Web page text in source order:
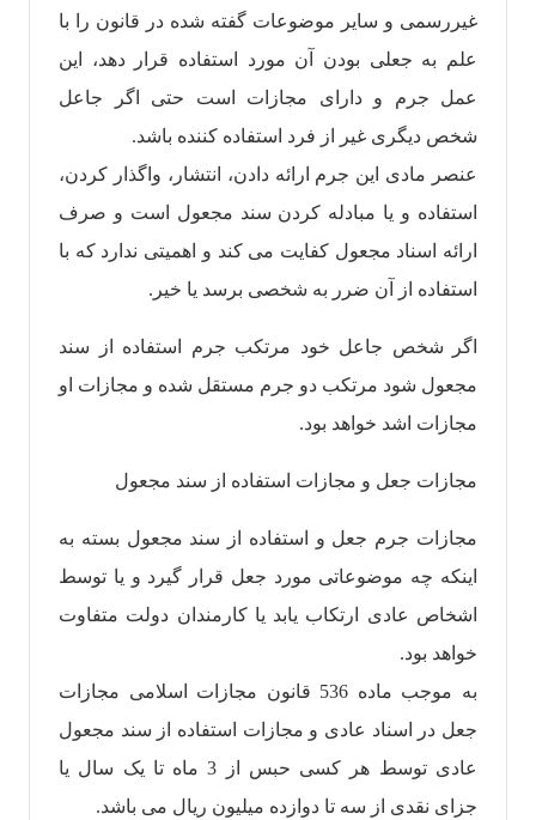
غیررسمی و سایر موضوعات گفته شده در قانون را با
علم به جعلی بودن آن مورد استفاده قرار دهد، این
عمل جرم و دارای مجازات است حتی اگر جاعل
شخص دیگری غیر از فرد استفاده کننده باشد.
عنصر مادی این جرم ارائه دادن، انتشار، واگذار کردن،
استفاده و یا مبادله کردن سند مجعول است و صرف
ارائه اسناد مجعول کفایت می کند و اهمیتی ندارد که با
استفاده از آن ضرر به شخصی برسد یا خیر.
اگر شخص جاعل خود مرتکب جرم استفاده از سند
مجعول شود مرتکب دو جرم مستقل شده و مجازات او
مجازات اشد خواهد بود.
مجازات جعل و مجازات استفاده از سند مجعول
مجازات جرم جعل و استفاده از سند مجعول بسته به
اینکه چه موضوعاتی مورد جعل قرار گیرد و یا توسط
اشخاص عادی ارتکاب یابد یا کارمندان دولت متفاوت
خواهد بود.
به موجب ماده 536 قانون مجازات اسلامی مجازات
جعل در اسناد عادی و مجازات استفاده از سند مجعول
عادی توسط هر کسی حبس از 3 ماه تا یک سال یا
جزای نقدی از سه تا دوازده میلیون ریال می باشد.